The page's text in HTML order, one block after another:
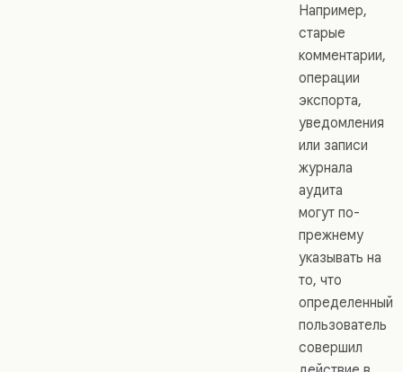
Например,
старые
комментарии,
операции
экспорта,
уведомления
или записи
журнала
аудита
могут по-
прежнему
указывать на
то, что
определенный
пользователь
совершил